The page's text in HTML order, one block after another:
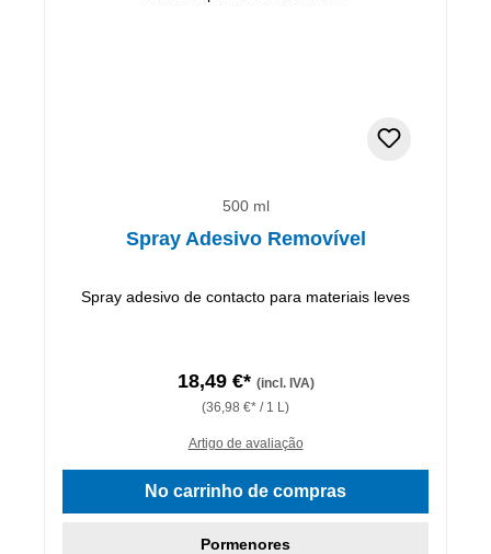
500 ml
Spray Adesivo Removível
Spray adesivo de contacto para materiais leves
18,49 €* (incl. IVA)
(36,98 €* / 1 L)
Artigo de avaliação
No carrinho de compras
Pormenores